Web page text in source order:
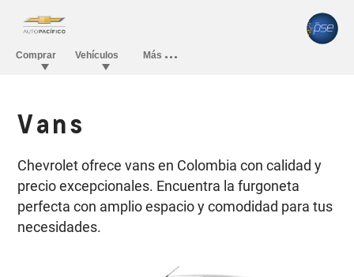
Vans
Chevrolet ofrece vans en Colombia con calidad y
precio excepcionales. Encuentra la furgoneta
perfecta con amplio espacio y comodidad para tus
necesidades.